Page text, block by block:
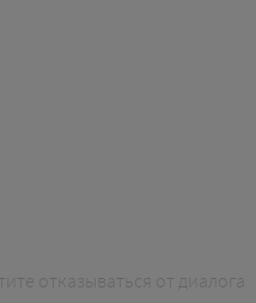
отказываться от диалога